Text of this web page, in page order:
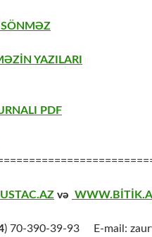
SÖNMƏZ
YAZILARI
PDF
və
) 70-390-39-93 E-mail: